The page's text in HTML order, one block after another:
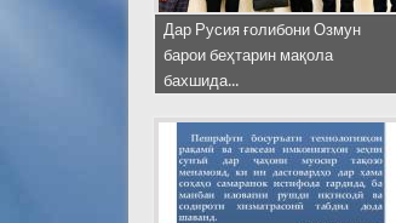
Дар Русия ғолибони Озмун
барои беҳтарин мақола
бахшида...